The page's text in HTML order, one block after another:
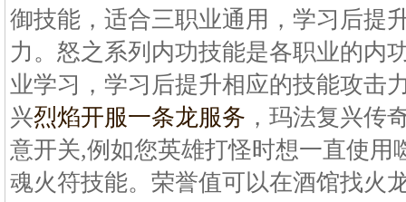
御技能，适合三职业通用，学习后提
力。怒之系列内功技能是各职业的内
业学习，学习后提升相应的技能攻击
兴烈焰开服一条龙服务 ，玛法复兴传
意开关,例如您英雄打怪时想一直使用
魂火符技能。荣誉值可以在酒馆找火